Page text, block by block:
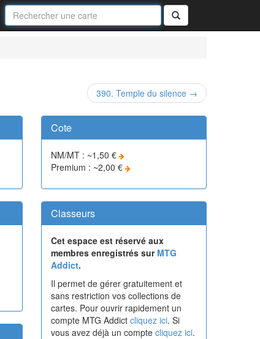
Nom
de
la
Rechercher
390. Temple du silence →
Cote
NM/MT : ~1,50 €
Premium : ~2,00 €
Classeurs
Cet espace est réservé aux
membres enregistrés sur MTG
Addict.
Il permet de gérer gratuitement et
sans restriction vos collections de
cartes. Pour ouvrir rapidement un
compte MTG Addict cliquez ici. Si
vous avez déjà un compte cliquez ici.